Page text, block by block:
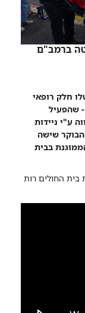
ברמב"ם
חלק רופאי
שהפעיל
ע"י ניידות
שישה
בבית
בית החולים רות